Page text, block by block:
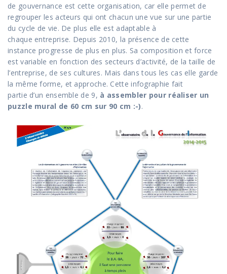
de gouvernance est cette organisation, car elle permet de
regrouper les acteurs qui ont chacun une vue sur une partie
du cycle de vie. De plus elle est adaptable à
chaque entreprise. Depuis 2010, la présence de cette
instance progresse de plus en plus. Sa composition et force
est variable en fonction des secteurs d’activité, de la taille de
l’entreprise, de ses cultures. Mais dans tous les cas elle garde
la même forme, et approche. Cette infographie fait
partie d’un ensemble de 9, à assembler pour réaliser un
puzzle mural de 60 cm sur 90 cm :-).